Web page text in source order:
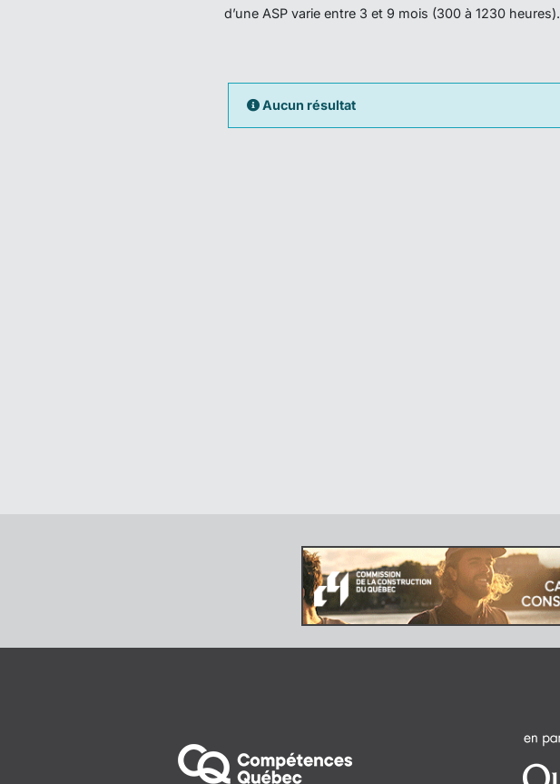
d’une ASP varie entre 3 et 9 mois (300 à 1230 heures).
Aucun résultat